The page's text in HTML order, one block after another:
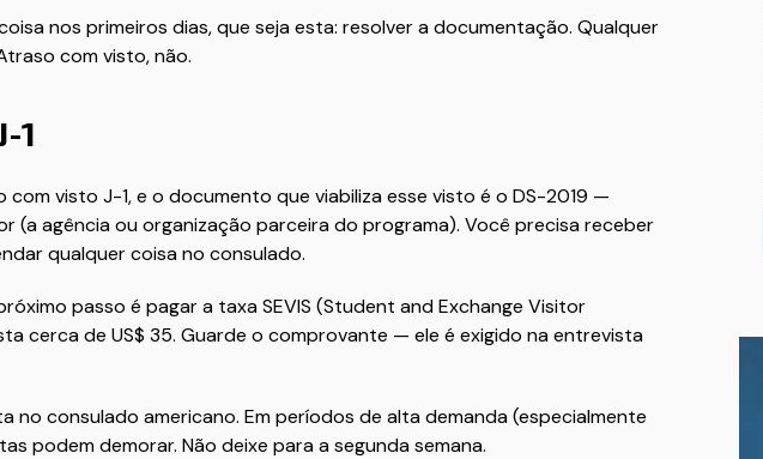
nos primeiros dias, que seja esta: resolver a documentação. Qualquer
com visto, não.
1
com visto J-1, e o documento que viabiliza esse visto é o DS-2019 —
(a agência ou organização parceira do programa). Você precisa receber
qualquer coisa no consulado.
passo é pagar a taxa SEVIS (Student and Exchange Visitor
cerca de US$ 35. Guarde o comprovante — ele é exigido na entrevista
no consulado americano. Em períodos de alta demanda (especialmente
podem demorar. Não deixe para a segunda semana.